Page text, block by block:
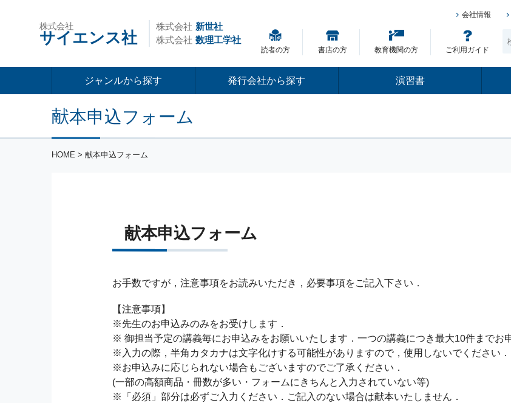
株式会社
サイエンス社
株式会社 新世社
株式会社 数理工学社
会社情報
読者の方 書店の方 教育機関の方 ご利用ガイド
ジャンルから探す 発行会社から探す 演習書
献本申込フォーム
HOME > 献本申込フォーム
献本申込フォーム
お手数ですが，注意事項をお読みいただき，必要事項をご記入下さい．
【注意事項】
※先生のお申込みのみをお受けします．
※ 御担当予定の講義毎にお申込みをお願いいたします．一つの講義につき最大10件までお
※入力の際，半角カタカナは文字化けする可能性がありますので，使用しないでください．
※お申込みに応じられない場合もございますのでご了承ください．
(一部の高額商品・冊数が多い・フォームにきちんと入力されていない等)
※「必須」部分は必ずご入力ください．ご記入のない場合は献本いたしません．